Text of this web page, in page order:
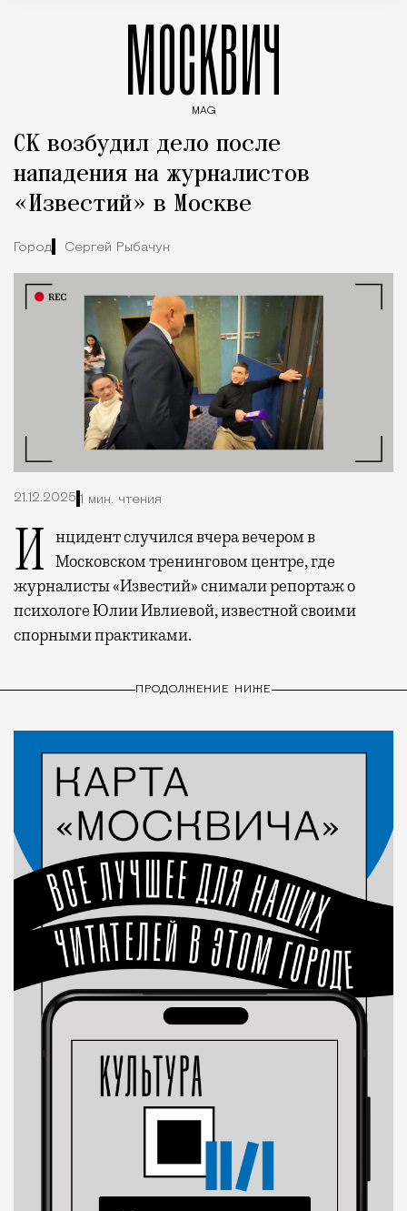
МОСКВИЧ
MAG
СК возбудил дело после
нападения на журналистов
«Известий» в Москве
Город Сергей Рыбачук
21.12.2025 1 мин. чтения
Инцидент случился вчера вечером в Московском тренинговом центре, где
журналисты «Известий» снимали репортаж о
психологе Юлии Ивлиевой, известной своими
спорными практиками.
ПРОДОЛЖЕНИЕ НИЖЕ